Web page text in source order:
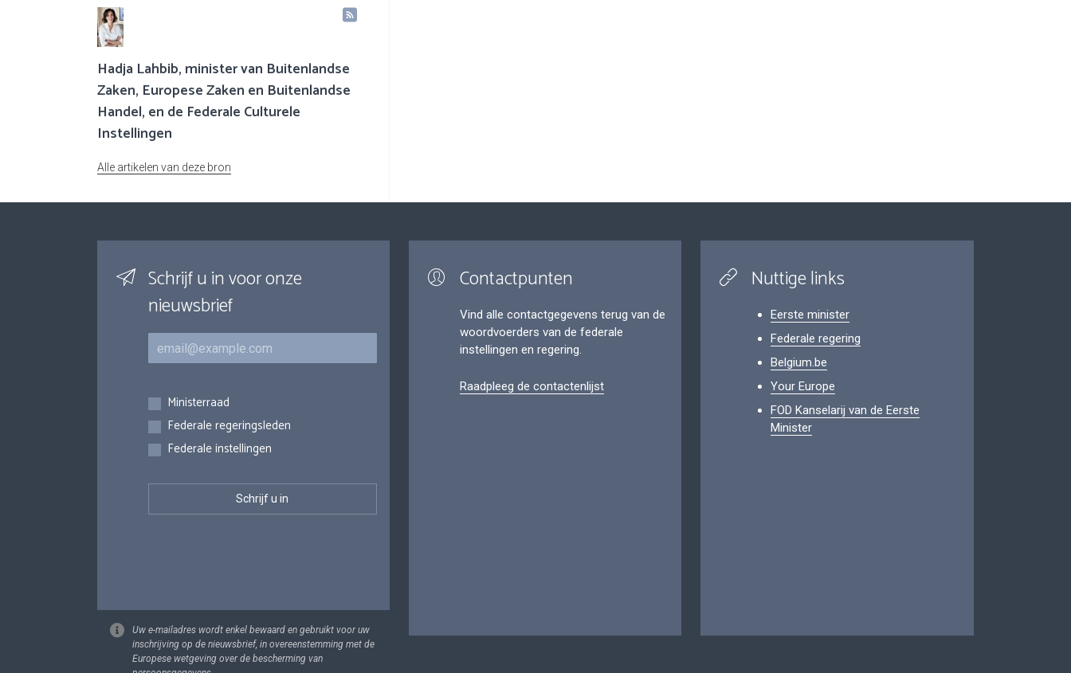
Hadja Lahbib, minister van Buitenlandse
Zaken, Europese Zaken en Buitenlandse
Handel, en de Federale Culturele
Instellingen
Alle artikelen van deze bron
Schrijf u in voor onze
nieuwsbrief
E-mail
Inschrijvingen
Ministerraad
Federale regeringsleden
Federale instellingen
Uw e-mailadres wordt enkel bewaard en gebruikt voor uw
inschrijving op de nieuwsbrief, in overeenstemming met de
Europese wetgeving over de bescherming van
Contactpunten
Vind alle contactgegevens terug van de
woordvoerders van de federale
instellingen en regering.
Raadpleeg de contactenlijst
Nuttige links
Eerste minister
Federale regering
Belgium.be
Your Europe
FOD Kanselarij van de Eerste
Minister